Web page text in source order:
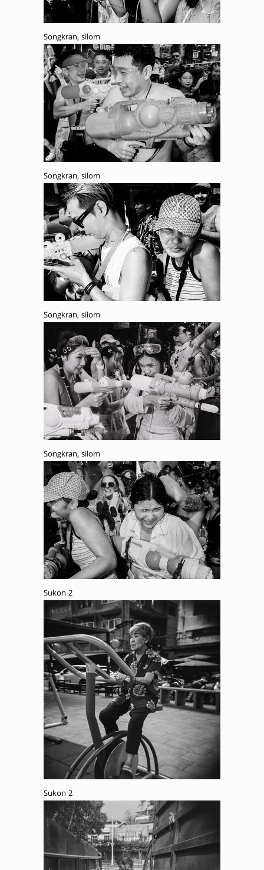
Songkran, silom
Songkran, silom
Songkran, silom
Songkran, silom
Sukon 2
Sukon 2